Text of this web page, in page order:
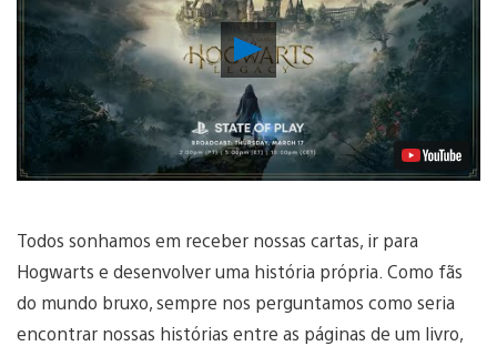
Reproduzir
Vídeo
Todos sonhamos em receber nossas cartas, ir para
Hogwarts e desenvolver uma história própria. Como fãs
do mundo bruxo, sempre nos perguntamos como seria
encontrar nossas histórias entre as páginas de um livro,